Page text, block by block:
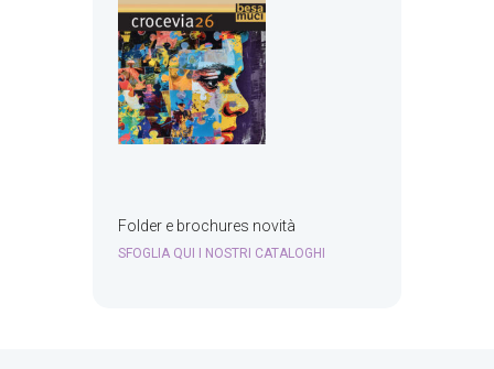
Folder e brochures novità
SFOGLIA QUI I NOSTRI CATALOGHI